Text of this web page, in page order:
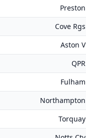
Preston
Cove Rgs
Aston V
QPR
Fulham
Northampton
Torquay